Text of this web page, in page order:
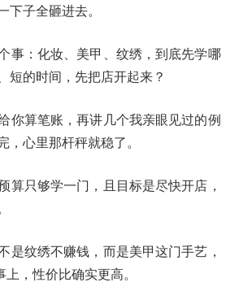
下子全砸进去。
事：化妆、美甲、纹绣，到底先学哪
短的时间，先把店开起来？
你算笔账，再讲几个我亲眼见过的例
，心里那杆秤就稳了。
算只够学一门，且目标是尽快开店，
是纹绣不赚钱，而是美甲这门手艺，
，性价比确实更高。